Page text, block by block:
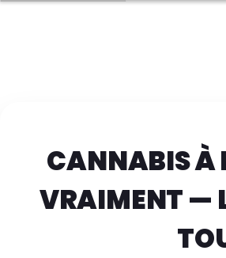
CANNABIS À
VRAIMENT —